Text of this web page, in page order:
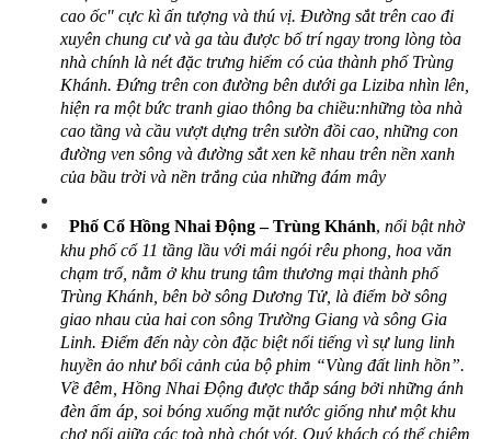
cao ốc" cực kì ấn tượng và thú vị. Đường sắt trên cao đi
xuyên chung cư và ga tàu được bố trí ngay trong lòng tòa
nhà chính là nét đặc trưng hiếm có của thành phố Trùng
Khánh. Đứng trên con đường bên dưới ga Liziba nhìn lên,
hiện ra một bức tranh giao thông ba chiều:những tòa nhà
cao tầng và cầu vượt dựng trên sườn đồi cao, những con
đường ven sông và đường sắt xen kẽ nhau trên nền xanh
của bầu trời và nền trắng của những đám mây
Phố Cổ Hồng Nhai Động – Trùng Khánh, nổi bật nhờ
khu phố cổ 11 tầng lầu với mái ngói rêu phong, hoa văn
chạm trổ, nằm ở khu trung tâm thương mại thành phố
Trùng Khánh, bên bờ sông Dương Tử, là điểm bờ sông
giao nhau của hai con sông Trường Giang và sông Gia
Linh. Điểm đến này còn đặc biệt nổi tiếng vì sự lung linh
huyền ảo như bối cảnh của bộ phim “Vùng đất linh hồn”.
Về đêm, Hồng Nhai Động được thắp sáng bởi những ánh
đèn ấm áp, soi bóng xuống mặt nước giống như một khu